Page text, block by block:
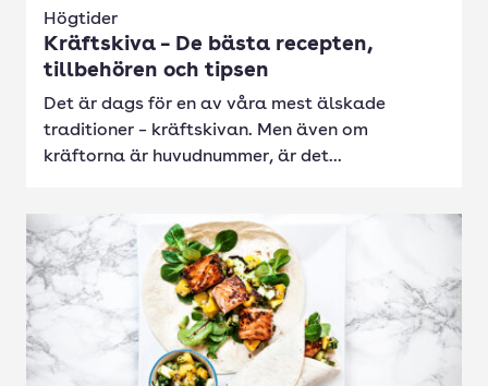
Högtider
Kräftskiva – De bästa recepten,
tillbehören och tipsen
Det är dags för en av våra mest älskade
traditioner – kräftskivan. Men även om
kräftorna är huvudnummer, är det...